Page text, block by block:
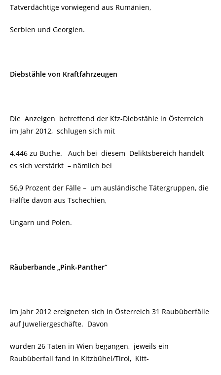
Tatverdächtige vorwiegend aus Rumänien,
Serbien und Georgien.
Diebstähle von Kraftfahrzeugen
Die Anzeigen betreffend der Kfz-Diebstähle in Österreich
im Jahr 2012, schlugen sich mit
4.446 zu Buche. Auch bei diesem Deliktsbereich handelt
es sich verstärkt – nämlich bei
56,9 Prozent der Fälle – um ausländische Tätergruppen, die
Hälfte davon aus Tschechien,
Ungarn und Polen.
Räuberbande „Pink-Panther“
Im Jahr 2012 ereigneten sich in Österreich 31 Raubüberfälle
auf Juweliergeschäfte. Davon
wurden 26 Taten in Wien begangen, jeweils ein
Raubüberfall fand in Kitzbühel/Tirol, Kitt-